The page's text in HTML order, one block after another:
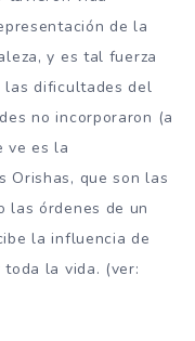
de la
y es tal fuerza
las dificultades del
no incorporaron (a
ve es la
Orishas, que son las
las órdenes de un
la influencia de
la vida. (ver: